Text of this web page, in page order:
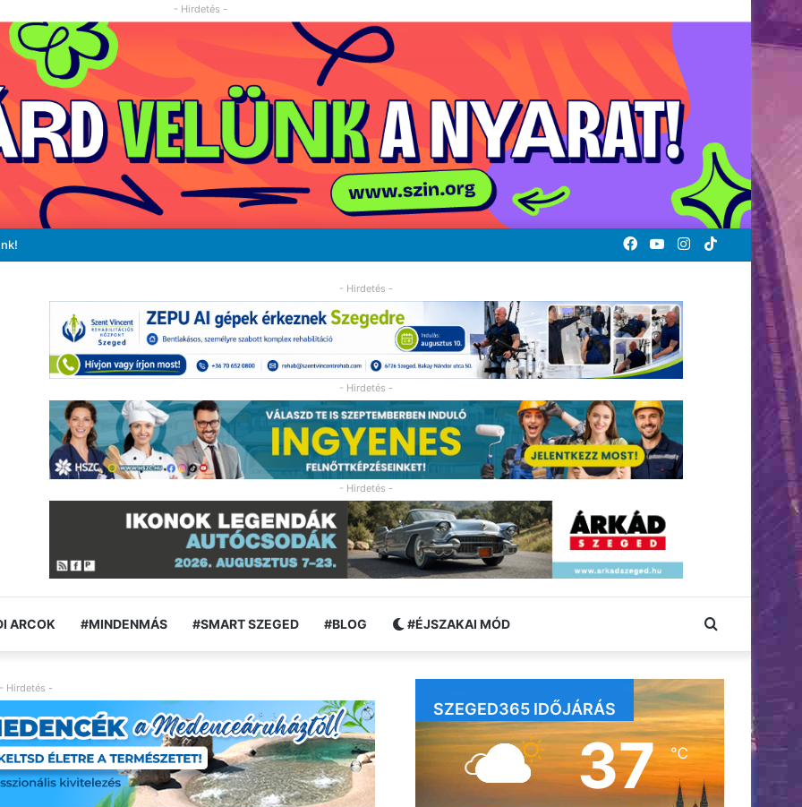
- Hirdetés -
TikTok
Instagram
YouTube
Facebook
- Hirdetés -
- Hirdetés -
- Hirdetés -
ARCOK #MINDENMÁS #SMART SZEGED #BLOG #ÉJSZAKAI MÓD Keresés:
- Hirdetés -
SZEGED365 IDŐJÁRÁS
37℃